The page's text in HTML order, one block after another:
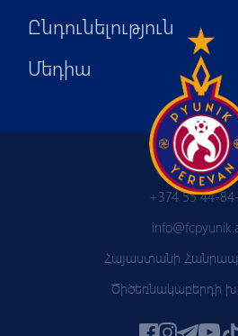
Ընդունելություն
Մեդիա
+374 55 44-
Հայաստանի
Ծիծեռնակաբերդի